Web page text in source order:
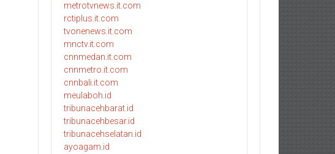
metrotvnews.it.com
rctiplus.it.com
tvonenews.it.com
mnctv.it.com
cnnmedan.it.com
cnnmetro.it.com
cnnbali.it.com
meulaboh.id
tribunacehbarat.id
tribunacehbesar.id
tribunacehselatan.id
ayoagam.id